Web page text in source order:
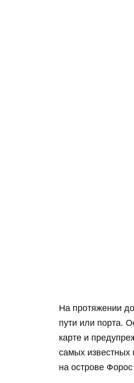
На протяжении
пути или порта.
карте и
самых известных
на острове